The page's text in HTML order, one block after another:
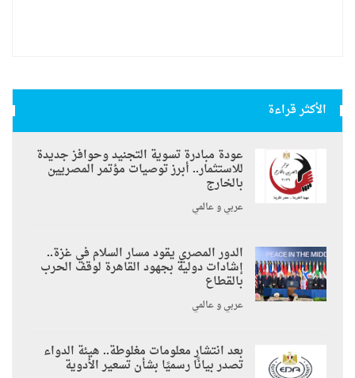
الأكثر قراءة
عودة مبادرة تسوية التجنيد وحوافز جديدة
للاستثمار.. أبرز توصيات مؤتمر المصريين
بالخارج
عربي و عالمي
الدور المصري يقود مسار السلام في غزة..
إشادات دولية بجهود القاهرة لوقف الحرب
بالقطاع
عربي و عالمي
بعد انتشار معلومات مغلوطة.. هيئة الدواء
تصدر بيانًا رسميًا بشأن تسعير الأدوية